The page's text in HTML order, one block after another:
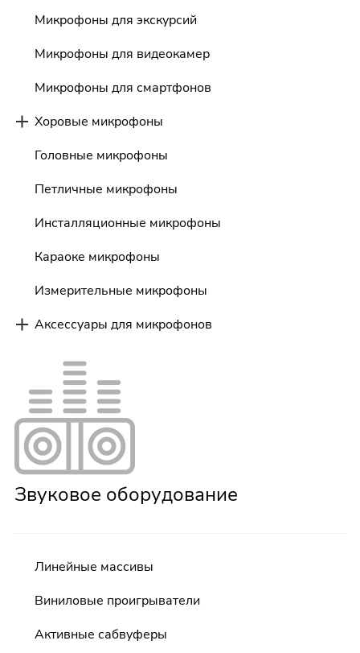
Микрофоны для экскурсий
Микрофоны для видеокамер
Микрофоны для смартфонов
Хоровые микрофоны
Головные микрофоны
Петличные микрофоны
Инсталляционные микрофоны
Караоке микрофоны
Измерительные микрофоны
Аксессуары для микрофонов
Звуковое оборудование
Линейные массивы
Виниловые проигрыватели
Активные сабвуферы